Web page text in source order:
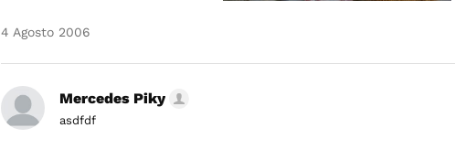
4 Agosto 2006
Mercedes Piky
asdfdf